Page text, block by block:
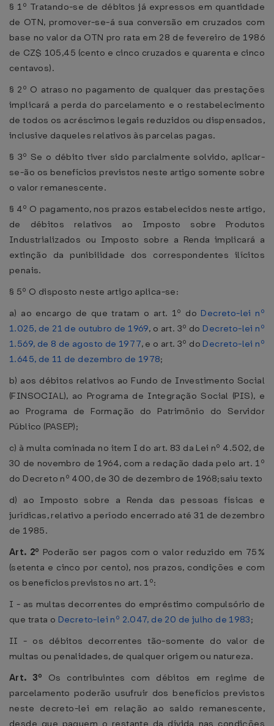
§ 1º Tratando-se de débitos já expressos em quantidade
de OTN, promover-se-á sua conversão em cruzados com
base no valor da OTN pro rata em 28 de fevereiro de 1986
de CZ$ 105,45 (cento e cinco cruzados e quarenta e cinco
centavos).
§ 2º O atraso no pagamento de qualquer das prestações
implicará a perda do parcelamento e o restabelecimento
de todos os acréscimos legais reduzidos ou dispensados,
inclusive daqueles relativos às parcelas pagas.
§ 3º Se o débito tiver sido parcialmente solvido, aplicar-
se-ão os benefícios previstos neste artigo somente sobre
o valor remanescente.
§ 4º O pagamento, nos prazos estabelecidos neste artigo,
de débitos relativos ao Imposto sobre Produtos
Industrializados ou Imposto sobre a Renda implicará a
extinção da punibilidade dos correspondentes ilícitos
penais.
§ 5º O disposto neste artigo aplica-se:
a) ao encargo de que tratam o art. 1º do Decreto-lei nº
1.025, de 21 de outubro de 1969, o art. 3º do Decreto-lei nº
1.569, de 8 de agosto de 1977, e o art. 3º do Decreto-lei nº
1.645, de 11 de dezembro de 1978;
b) aos débitos relativos ao Fundo de Investimento Social
(FINSOCIAL), ao Programa de Integração Social (PIS), e
ao Programa de Formação do Patrimônio do Servidor
Público (PASEP);
c) à multa cominada no item I do art. 83 da Lei nº 4.502, de
30 de novembro de 1964, com a redação dada pelo art. 1º
do Decreto nº 400, de 30 de dezembro de 1968;saiu texto
d) ao Imposto sobre a Renda das pessoas físicas e
jurídicas, relativo a período encerrado até 31 de dezembro
de 1985.
Art. 2º Poderão ser pagos com o valor reduzido em 75%
(setenta e cinco por cento), nos prazos, condições e com
os benefícios previstos no art. 1º:
I - as multas decorrentes do empréstimo compulsório de
que trata o Decreto-lei nº 2.047, de 20 de julho de 1983;
II - os débitos decorrentes tão-somente do valor de
multas ou penalidades, de qualquer origem ou natureza.
Art. 3º Os contribuintes com débitos em regime de
parcelamento poderão usufruir dos benefícios previstos
neste decreto-lei em relação ao saldo remanescente,
desde que paguem o restante da dívida nas condições